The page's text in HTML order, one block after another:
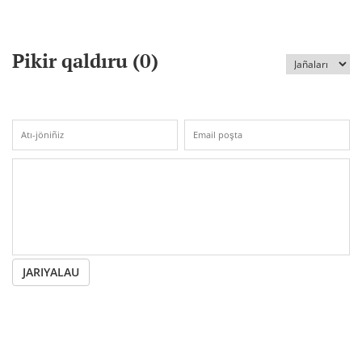
Pikir qaldıru (0)
JARIYALAU